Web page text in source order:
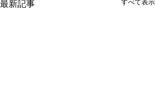
最新記事 すべて表示